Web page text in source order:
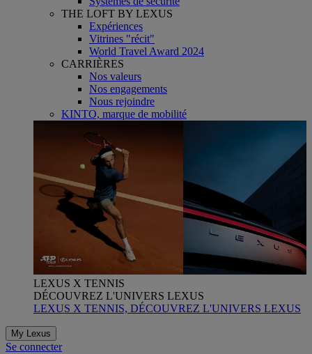
THE LOFT BY LEXUS
Expériences
Vitrines "récit"
World Travel Award 2024
CARRIÈRES
Nos valeurs
Nos engagements
Nous rejoindre
KINTO, marque de mobilité
LEXUS X TENNIS
DÉCOUVREZ L'UNIVERS LEXUS
LEXUS X TENNIS, DÉCOUVREZ L'UNIVERS LEXUS
My Lexus
Se connecter